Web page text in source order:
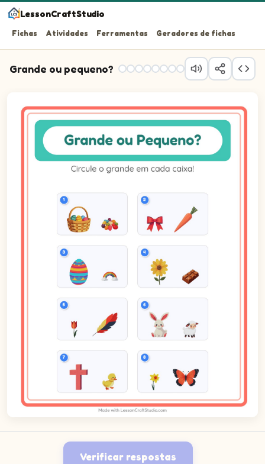
LessonCraftStudio
Fichas Atividades Ferramentas Geradores de fichas
Grande ou pequeno?
Questão 2: Circule a figura maior.
Questão 3: Circule a figura maior.
Questão 4: Circule a figura maior.
Questão 5: Circule a figura maior.
Questão 6: Circule a figura maior.
Questão 7: Circule a figura maior.
Verificar respostas